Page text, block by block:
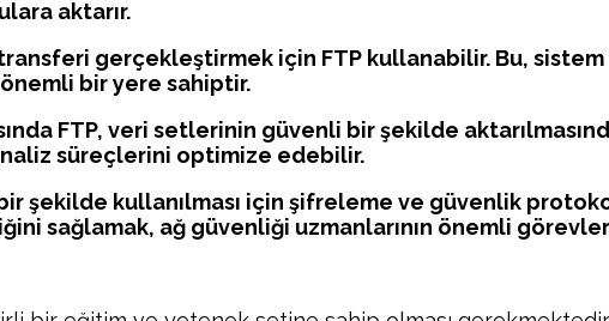
aktarır.
gerçekleştirmek için FTP kullanabilir. Bu, sistem
bir yere sahiptir.
FTP, veri setlerinin güvenli bir şekilde
süreçlerini optimize edebilir.
şekilde kullanılması için şifreleme ve güvenlik
sağlamak, ağ güvenliği uzmanlarının önemli